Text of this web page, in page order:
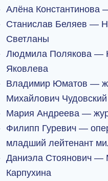
Алёна Константинова
Станислав Беляев —
Светланы
Людмила Полякова —
Яковлева
Владимир Юматов —
Михайлович Чудовский
Мария Андреева —
Филипп Гуревич —
младший лейтенант
Даниэла Стоянович —
Карпухина